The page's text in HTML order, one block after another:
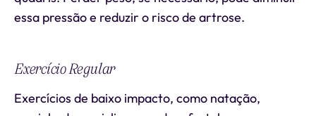
essa pressão e reduzir o risco de artrose.
Exercício Regular
Exercícios de baixo impacto, como natação,